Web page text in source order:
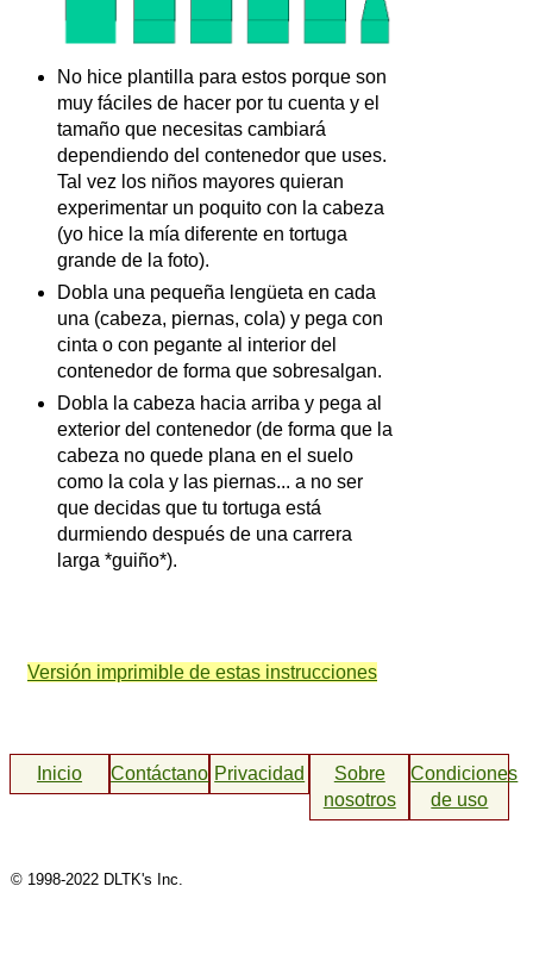
No hice plantilla para estos porque son
muy fáciles de hacer por tu cuenta y el
tamaño que necesitas cambiará
dependiendo del contenedor que uses.
Tal vez los niños mayores quieran
experimentar un poquito con la cabeza
(yo hice la mía diferente en tortuga
grande de la foto).
Dobla una pequeña lengüeta en cada
una (cabeza, piernas, cola) y pega con
cinta o con pegante al interior del
contenedor de forma que sobresalgan.
Dobla la cabeza hacia arriba y pega al
exterior del contenedor (de forma que la
cabeza no quede plana en el suelo
como la cola y las piernas... a no ser
que decidas que tu tortuga está
durmiendo después de una carrera
larga *guiño*).
Versión imprimible de estas instrucciones
Inicio ContáctanosPrivacidad
Sobre
nosotros
Condiciones
de uso
© 1998-2022 DLTK's Inc.